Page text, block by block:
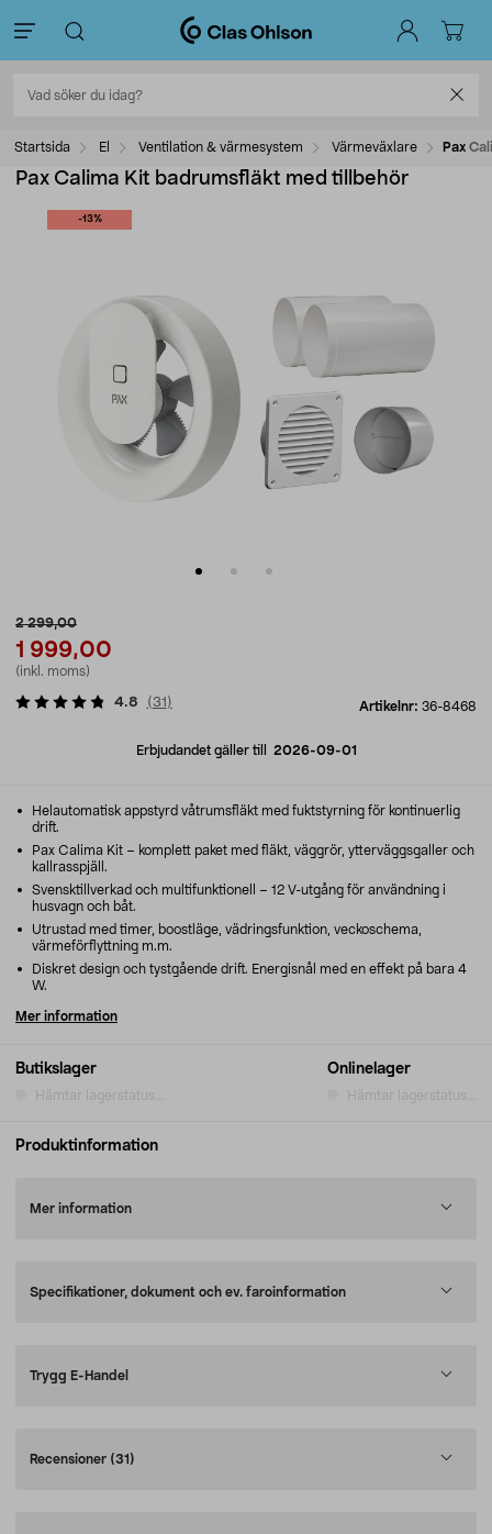
Startsida El Ventilation & värmesystem Värmeväxlare Pax
Pax Calima Kit badrumsfläkt med tillbehör
-13%
2 299,00
1 999,00
(inkl. moms)
Artikelnr: 36-8468
4.8 (31 )
Erbjudandet gäller till 2026-09-01
Butikslager
Hämtar lagerstatus...
Onlinelager
Hämtar lagerstatus...
Helautomatisk appstyrd våtrumsfläkt med fuktstyrning för kontinuerlig
drift.
Pax Calima Kit – komplett paket med fläkt, väggrör, ytterväggsgaller och
kallrasspjäll.
Svensktillverkad och multifunktionell – 12 V-utgång för användning i
husvagn och båt.
Utrustad med timer, boostläge, vädringsfunktion, veckoschema,
värmeförflyttning m.m.
Diskret design och tystgående drift. Energisnål med en effekt på bara 4
W.
Mer information
Produktinformation
Mer information
Specifikationer, dokument och ev. faroinformation
Trygg E-Handel
Recensioner (31)